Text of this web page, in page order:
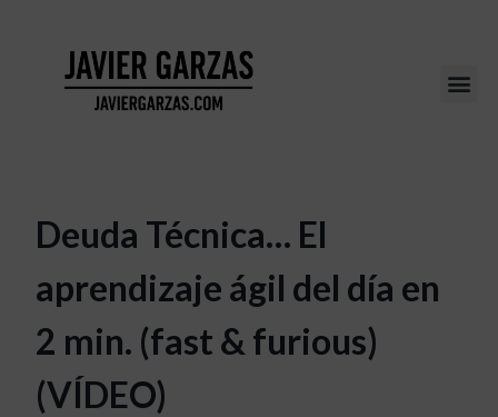
Deuda Técnica… El
aprendizaje ágil del día en
2 min. (fast & furious)
(VÍDEO)